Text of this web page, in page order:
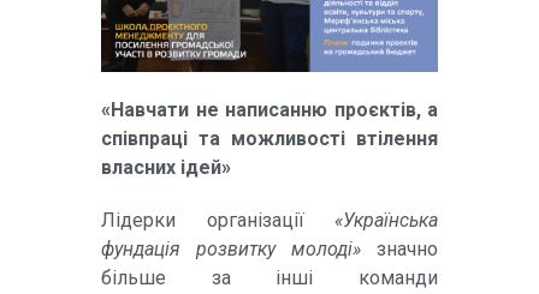
«Навчати не написанню проєктів, а
співпраці та можливості втілення
власних ідей»
Лідерки організації «Українська
фундація розвитку молоді» значно
більше за інші команди